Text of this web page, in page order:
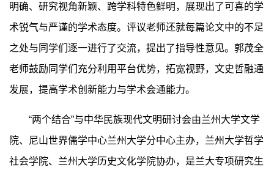
明确、研究视角新颖、跨学科特色鲜明，展现出了可喜的学
术锐气与严谨的学术态度。评议老师还就每篇论文中的不足
之处与同学们逐一进行了交流，提出了指导性意见。郭茂全
老师鼓励同学们充分利用平台优势，拓宽视野，文史哲融通
发展，提高学术创新能力与学术会通能力。
“两个结合”与中华民族现代文明研讨会由兰州大学文学
院、尼山世界儒学中心兰州大学分中心主办，兰州大学哲学
社会学院、兰州大学历史文化学院协办，是兰大专项研究生